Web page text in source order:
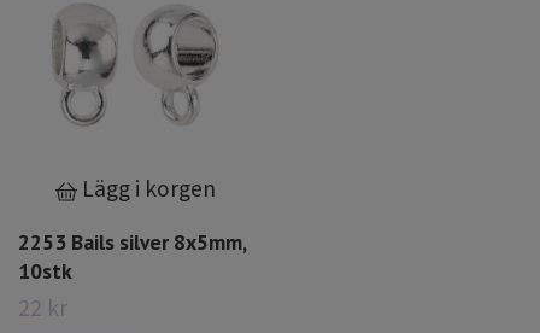
Lägg i korgen
2253 Bails silver 8x5mm,
10stk
22 kr